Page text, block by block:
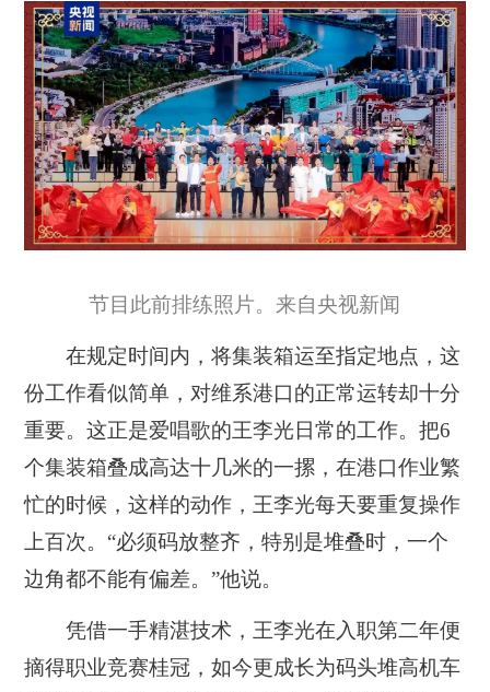
节目此前排练照片。来自央视新闻
在规定时间内，将集装箱运至指定地点，这
份工作看似简单，对维系港口的正常运转却十分
重要。这正是爱唱歌的王李光日常的工作。把6
个集装箱叠成高达十几米的一摞，在港口作业繁
忙的时候，这样的动作，王李光每天要重复操作
上百次。“必须码放整齐，特别是堆叠时，一个
边角都不能有偏差。”他说。
凭借一手精湛技术，王李光在入职第二年便
摘得职业竞赛桂冠，如今更成长为码头堆高机车